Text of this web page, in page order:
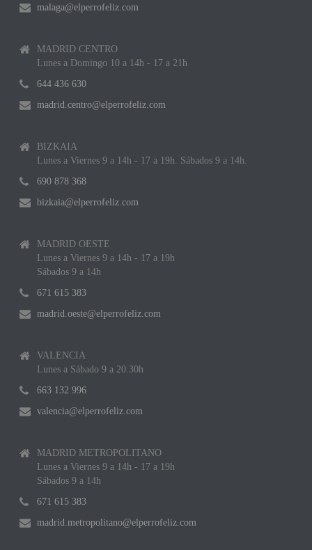
malaga@elperrofeliz.com
MADRID CENTRO
Lunes a Domingo 10 a 14h - 17 a 21h
644 436 630
madrid.centro@elperrofeliz.com
BIZKAIA
Lunes a Viernes 9 a 14h - 17 a 19h. Sábados 9 a 14h.
690 878 368
bizkaia@elperrofeliz.com
MADRID OESTE
Lunes a Viernes 9 a 14h - 17 a 19h
Sábados 9 a 14h
671 615 383
madrid.oeste@elperrofeliz.com
VALENCIA
Lunes a Sábado 9 a 20:30h
663 132 996
valencia@elperrofeliz.com
MADRID METROPOLITANO
Lunes a Viernes 9 a 14h - 17 a 19h
Sábados 9 a 14h
671 615 383
madrid.metropolitano@elperrofeliz.com